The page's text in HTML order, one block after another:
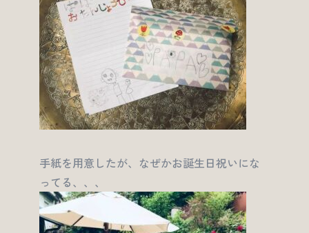
手紙を用意したが、なぜかお誕生日祝いにな
ってる、、、